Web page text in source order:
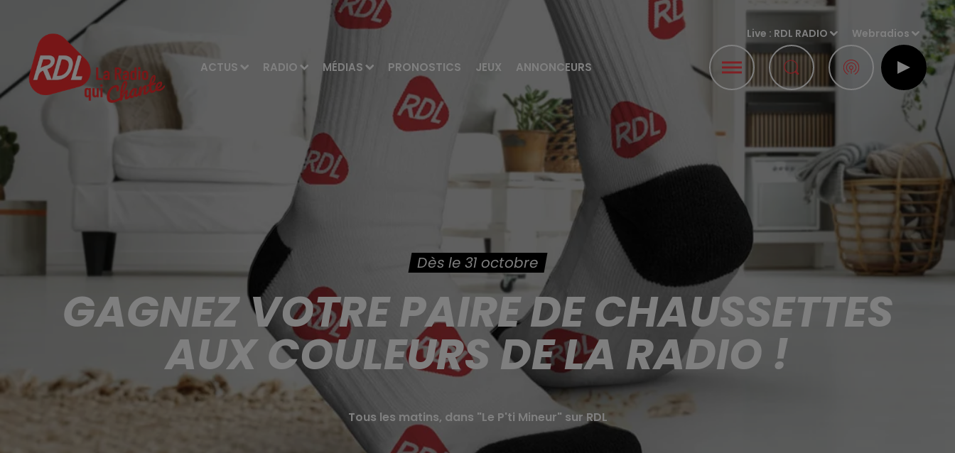
ACTUS RADIO MÉDIAS PRONOSTICS JEUX ANNONCEURS
Live : RDL RADIO Webradios
Dès le 31 octobre
GAGNEZ VOTRE PAIRE DE CHAUSSETTES
AUX COULEURS DE LA RADIO !
Tous les matins, dans "Le P'ti Mineur" sur RDL